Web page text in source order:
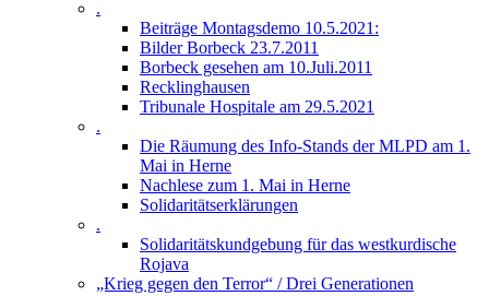
.
Beiträge Montagsdemo 10.5.2021:
Bilder Borbeck 23.7.2011
Borbeck gesehen am 10.Juli.2011
Recklinghausen
Tribunale Hospitale am 29.5.2021
.
Die Räumung des Info-Stands der MLPD am 1.
Mai in Herne
Nachlese zum 1. Mai in Herne
Solidaritätserklärungen
.
Solidaritätskundgebung für das westkurdische
Rojava
„Krieg gegen den Terror“ / Drei Generationen